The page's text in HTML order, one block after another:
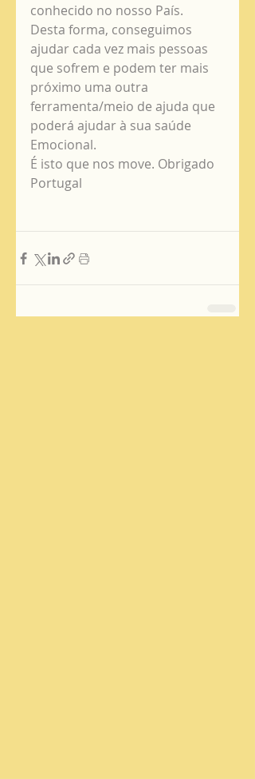
conhecido no nosso País.
Desta forma, conseguimos
ajudar cada vez mais pessoas
que sofrem e podem ter mais
próximo uma outra
ferramenta/meio de ajuda que
poderá ajudar à sua saúde
Emocional.
É isto que nos move. Obrigado
Portugal